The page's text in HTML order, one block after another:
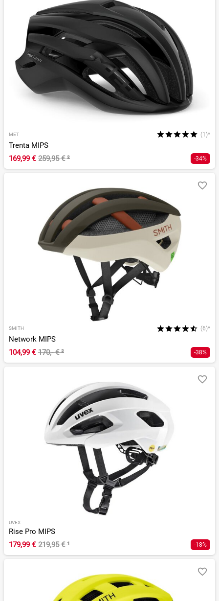
MET (1)*
Trenta MIPS
169,99 € 259,95 €² -34%
SMITH (6)*
Network MIPS
104,99 € 170,- €² -38%
UVEX
Rise Pro MIPS
179,99 € 219,95 €¹ -18%